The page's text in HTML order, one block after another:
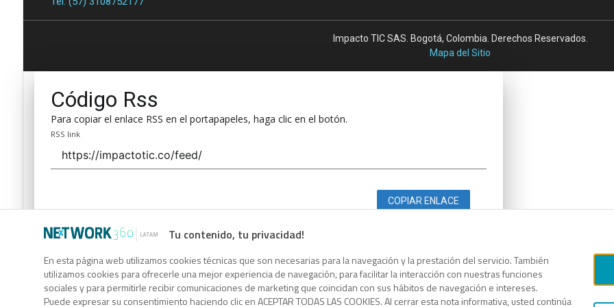
Tu contenido, tu privacidad!
En esta página web utilizamos cookies técnicas que son necesarias para la navegación y la prestación del servicio. También
utilizamos cookies para ofrecerle una mejor experiencia de navegación, para facilitar la interacción con nuestras funciones
sociales y para permitirle recibir comunicaciones de marketing que coincidan con sus hábitos de navegación e intereses.
Puede expresar su consentimiento haciendo clic en ACEPTAR TODAS LAS COOKIES. Al cerrar esta nota informativa, usted continúa
Impacto TIC SAS. Bogotá, Colombia. Derechos Reservados.
Mapa del Sitio
Código Rss
Para copiar el enlace RSS en el portapapeles, haga clic en el botón.
RSS link
COPIAR ENLACE
Código Rss
Para copiar el enlace RSS en el portapapeles, haga clic en el botón.